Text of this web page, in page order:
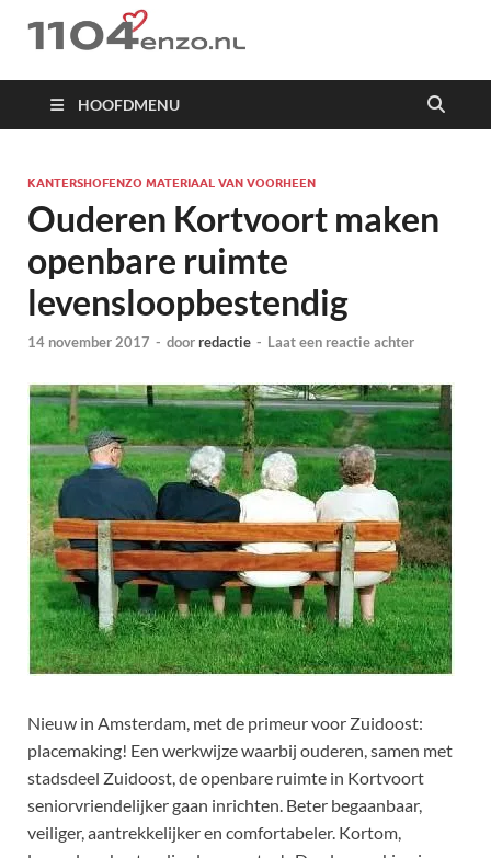
1104 en zo
HOOFDMENU
KANTERSHOFENZO MATERIAAL VAN VOORHEEN
Ouderen Kortvoort maken
openbare ruimte
levensloopbestendig
14 november 2017 - doorredactie - Laat een reactie achter
Nieuw in Amsterdam, met de primeur voor Zuidoost:
placemaking! Een werkwijze waarbij ouderen, samen met
stadsdeel Zuidoost, de openbare ruimte in Kortvoort
seniorvriendelijker gaan inrichten. Beter begaanbaar,
veiliger, aantrekkelijker en comfortabeler. Kortom,